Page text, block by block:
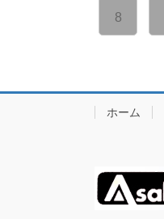
8
ホーム